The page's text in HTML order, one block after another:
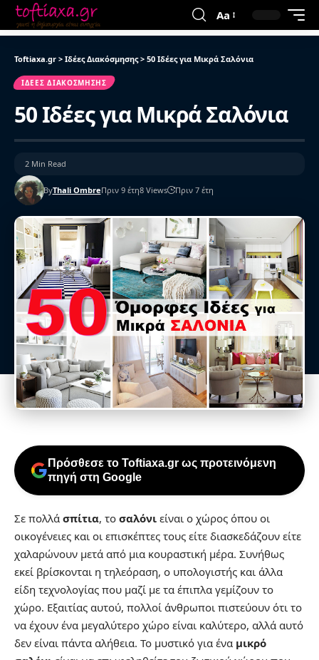
Aa
Toftiaxa.gr > Ιδέες Διακόσμησης> 50 Ιδέες για Μικρά Σαλόνια
ΙΔΈΕΣ ΔΙΑΚΌΣΜΗΣΗΣ
50 Ιδέες για Μικρά Σαλόνια
ByThali OmbreΠριν 9 έτη8 Views Πριν 7 έτη
2 Min Read
Πρόσθεσε το Toftiaxa.gr ως προτεινόμενη
πηγή στη Google
Σε πολλά σπίτια, το σαλόνι είναι ο χώρος όπου οι
οικογένειες και οι επισκέπτες τους είτε διασκεδάζουν είτε
χαλαρώνουν μετά από μια κουραστική μέρα. Συνήθως
εκεί βρίσκονται η τηλεόραση, ο υπολογιστής και άλλα
είδη τεχνολογίας που μαζί με τα έπιπλα γεμίζουν το
χώρο. Εξαιτίας αυτού, πολλοί άνθρωποι πιστεύουν ότι το
να έχουν ένα μεγαλύτερο χώρο είναι καλύτερο, αλλά αυτό
δεν είναι πάντα αλήθεια. Το μυστικό για ένα μικρό